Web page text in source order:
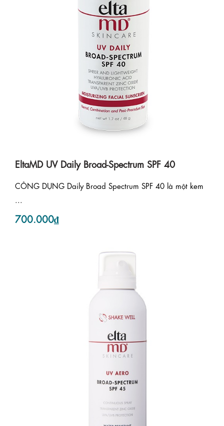
EltaMD UV Daily Broad-Spectrum SPF 40
CÔNG DỤNG Daily Broad Spectrum SPF 40 là một kem
...
700.000₫